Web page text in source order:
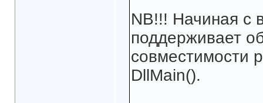
NB!!! Начиная с
поддерживает
совместимости
DllMain().